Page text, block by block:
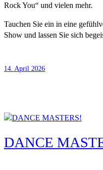
Rock You“ und vielen mehr.
Tauchen Sie ein in eine
Show und lassen Sie sich
14. April 2026
DANCE